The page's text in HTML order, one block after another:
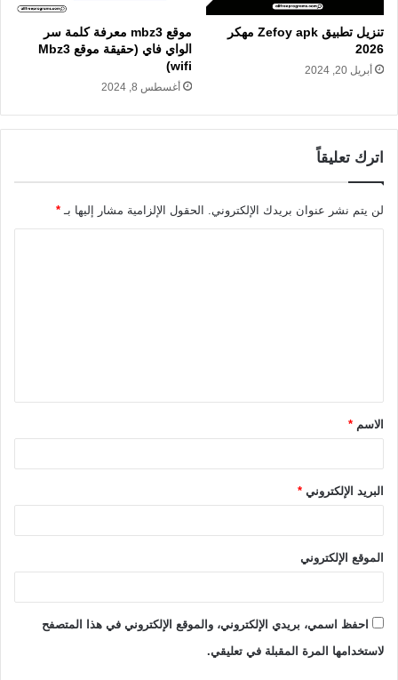
تنزيل تطبيق Zefoy apk مهكر
2026
أبريل 20, 2024
موقع mbz3 معرفة كلمة سر
الواي فاي (حقيقة موقع Mbz3
wifi)
أغسطس 8, 2024
اترك تعليقاً
لن يتم نشر عنوان بريدك الإلكتروني. الحقول الإلزامية مشار إليها بـ *
ق
*الاسم *
البريد الإلكتروني *
الموقع الإلكتروني
احفظ اسمي، بريدي الإلكتروني، والموقع الإلكتروني في هذا المتصفح
لاستخدامها المرة المقبلة في تعليقي.